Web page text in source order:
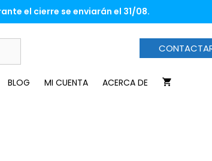
el cierre se enviarán el 31/08.
BLOG MI CUENTA ACERCA DE